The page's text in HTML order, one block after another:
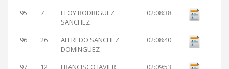
95 7
ELOY RODRIGUEZ
SANCHEZ
02:08:38
96 26
ALFREDO SANCHEZ
DOMINGUEZ
02:08:40
97 12
FRANCISCO JAVIER
02:09:53